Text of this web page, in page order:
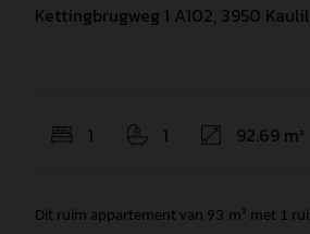
Kettingbrugweg 1 A102, 3950
1 1 92.69 m²
Dit ruim appartement van 93 m² met 1